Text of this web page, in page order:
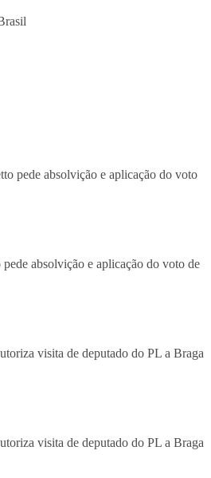
absolvição e aplicação do voto de